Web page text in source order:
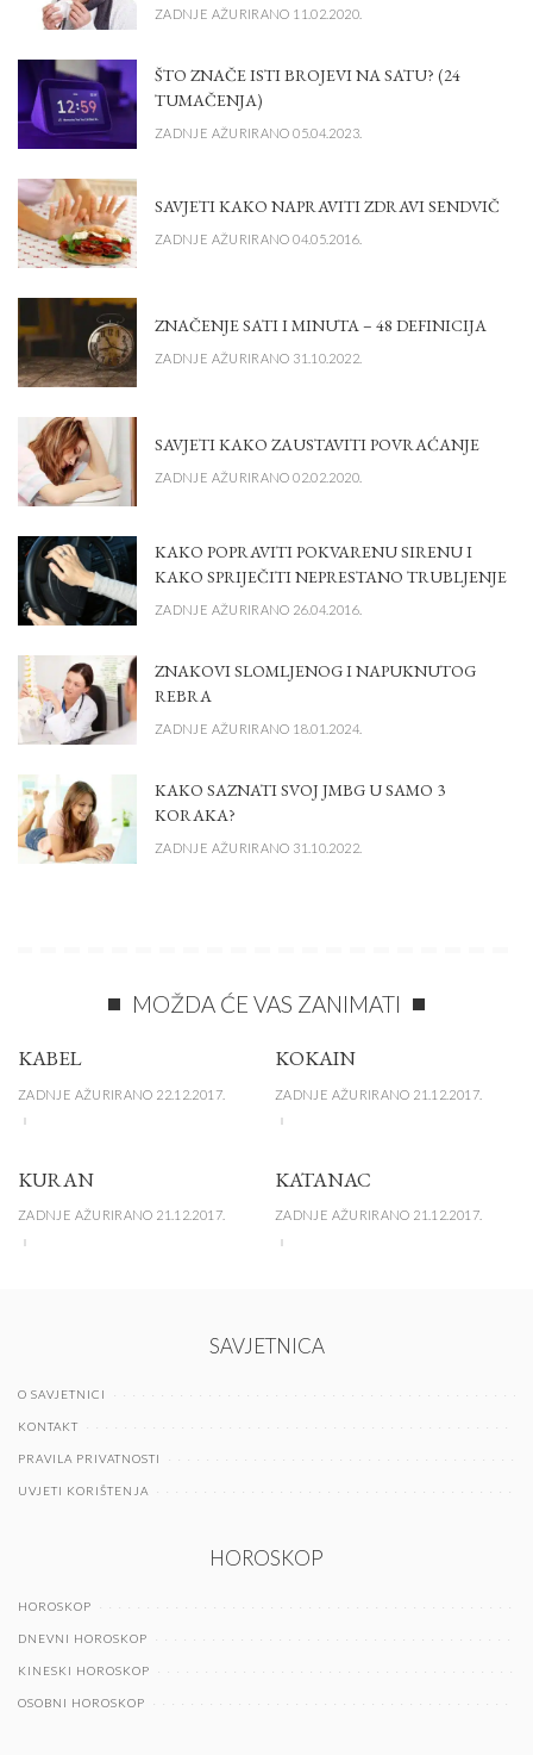
ZADNJE AŽURIRANO 11.02.2020.
ŠTO ZNAČE ISTI BROJEVI NA SATU? (24
TUMAČENJA)
ZADNJE AŽURIRANO 05.04.2023.
SAVJETI KAKO NAPRAVITI ZDRAVI SENDVIČ
ZADNJE AŽURIRANO 04.05.2016.
ZNAČENJE SATI I MINUTA – 48 DEFINICIJA
ZADNJE AŽURIRANO 31.10.2022.
SAVJETI KAKO ZAUSTAVITI POVRAĆANJE
ZADNJE AŽURIRANO 02.02.2020.
KAKO POPRAVITI POKVARENU SIRENU I
KAKO SPRIJEČITI NEPRESTANO TRUBLJENJE
ZADNJE AŽURIRANO 26.04.2016.
ZNAKOVI SLOMLJENOG I NAPUKNUTOG
REBRA
ZADNJE AŽURIRANO 18.01.2024.
KAKO SAZNATI SVOJ JMBG U SAMO 3
KORAKA?
ZADNJE AŽURIRANO 31.10.2022.
MOŽDA ĆE VAS ZANIMATI
KABEL
ZADNJE AŽURIRANO 22.12.2017.
KOKAIN
ZADNJE AŽURIRANO 21.12.2017.
KURAN
ZADNJE AŽURIRANO 21.12.2017.
KATANAC
ZADNJE AŽURIRANO 21.12.2017.
SAVJETNICA
O SAVJETNICI
KONTAKT
PRAVILA PRIVATNOSTI
UVJETI KORIŠTENJA
HOROSKOP
HOROSKOP
DNEVNI HOROSKOP
KINESKI HOROSKOP
OSOBNI HOROSKOP